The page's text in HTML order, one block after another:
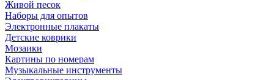
Живой песок
Наборы для опытов
Электронные плакаты
Детские коврики
Мозаики
Картины по номерам
Музыкальные инструменты